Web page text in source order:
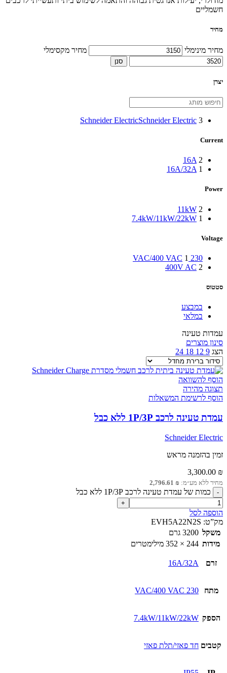
חשמליים
מחיר
מחיר מינימלי מחיר מקסימלי
סנן
יצרן
Schneider ElectricSchneider Electric 3
Current
16A 2
16A/32A 1
Power
11kW 2
7.4kW/11kW/22kW 1
Voltage
230 VAC/400 VAC
1
400V AC 2
סטטוס
במבצע
במלאי
עמדות טעינה
סינון מוצרים
הצג 9
12
18
24
הוסף להשוואה
תצוגה מהירה
הוסף לרשימת המשאלות
עמדת טעינה לרכב 1P/3P ללא כבל
Schneider Electric
זמין בהזמנה מראש
3,300.00 ₪
מחיר ללא מע״מ: 2,796.61 ₪
כמות של עמדת טעינה לרכב 1P/3P ללא כבל
הוספה לסל
מק”ט: EVH5A22N2S
משקל 3200 גרם
מידות 244 × 352 מילימטרים
זרם 16A/32A
מתח 230 VAC/400 VAC
הספק 7.4kW/11kW/22kW
קטבים חד פאזי/תלת פאזי